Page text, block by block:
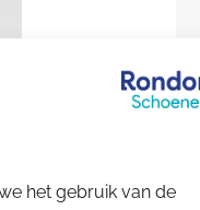
het gebruik van de